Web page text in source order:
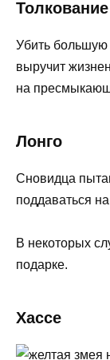
Убить большую
выручит
на
Лонго
Сновидца
поддаваться
В некоторых
подарке.
Хассе